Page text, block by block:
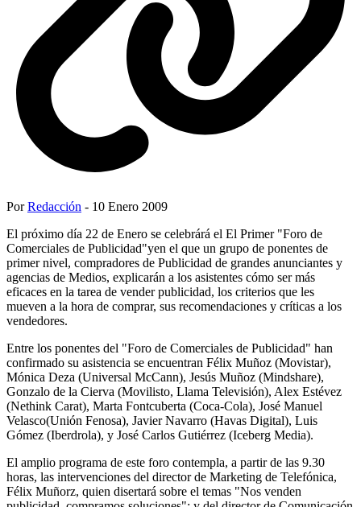
PorRedacción - 10 Enero 2009
El próximo día 22 de Enero se celebrárá el El Primer "Foro de
Comerciales de Publicidad"yen el que un grupo de ponentes de
primer nivel, compradores de Publicidad de grandes anunciantes y
agencias de Medios, explicarán a los asistentes cómo ser más
eficaces en la tarea de vender publicidad, los criterios que les
mueven a la hora de comprar, sus recomendaciones y críticas a los
vendedores.
Entre los ponentes del "Foro de Comerciales de Publicidad" han
confirmado su asistencia se encuentran Félix Muñoz (Movistar),
Mónica Deza (Universal McCann), Jesús Muñoz (Mindshare),
Gonzalo de la Cierva (Movilisto, Llama Televisión), Alex Estévez
(Nethink Carat), Marta Fontcuberta (Coca-Cola), José Manuel
Velasco(Unión Fenosa), Javier Navarro (Havas Digital), Luis
Gómez (Iberdrola), y José Carlos Gutiérrez (Iceberg Media).
El amplio programa de este foro contempla, a partir de las 9.30
horas, las intervenciones del director de Marketing de Telefónica,
Félix Muñorz, quien disertará sobre el temas "Nos venden